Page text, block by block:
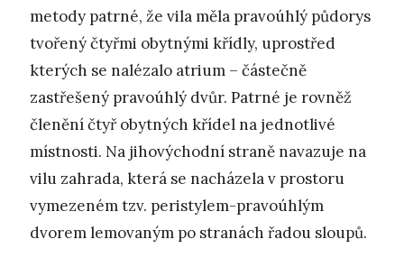
metody patrné, že vila měla pravoúhlý půdorys
tvořený čtyřmi obytnými křídly, uprostřed
kterých se nalézalo atrium – částečně
zastřešený pravoúhlý dvůr. Patrné je rovněž
členění čtyř obytných křídel na jednotlivé
místnosti. Na jihovýchodní straně navazuje na
vilu zahrada, která se nacházela v prostoru
vymezeném tzv. peristylem-pravoúhlým
dvorem lemovaným po stranách řadou sloupů.